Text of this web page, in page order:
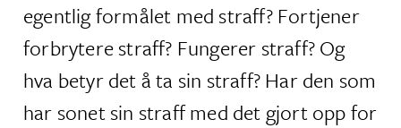
egentlig formålet med straff? Fortjener
forbrytere straff? Fungerer straff? Og
hva betyr det å ta sin straff? Har den som
har sonet sin straff med det gjort opp for